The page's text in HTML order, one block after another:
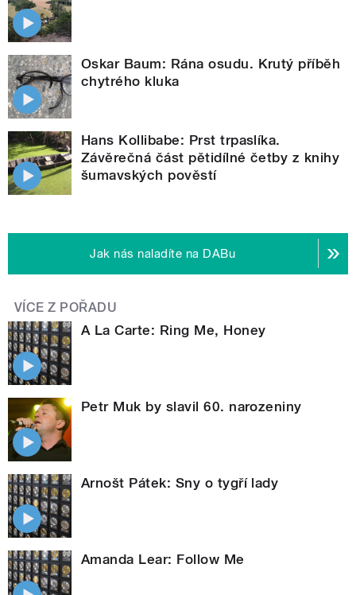
Oskar Baum: Rána osudu. Krutý příběh
chytrého kluka
Hans Kollibabe: Prst trpaslíka.
Závěrečná část pětidílné četby z knihy
šumavských pověstí
Jak nás naladíte na DABu
VÍCE Z POŘADU
A La Carte: Ring Me, Honey
Petr Muk by slavil 60. narozeniny
Arnošt Pátek: Sny o tygří lady
Amanda Lear: Follow Me